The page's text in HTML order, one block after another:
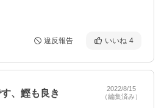
違反報告 いいね 4
、鰹も良き
2022/8/15
（編集済み）